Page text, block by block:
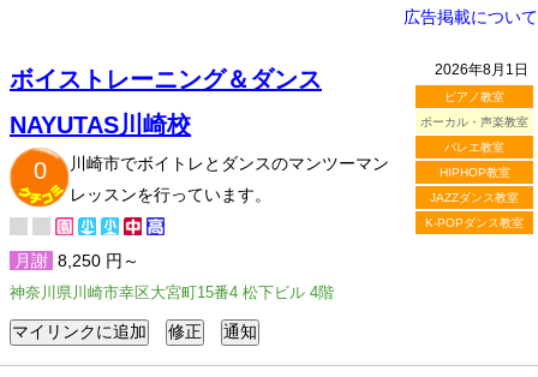
広告掲載について
2026年8月1日
ピアノ教室
ボーカル・声楽教室
バレエ教室
HIPHOP教室
JAZZダンス教室
K-POPダンス教室
ボイストレーニング＆ダンス
NAYUTAS川崎校
0
川崎市でボイトレとダンスのマンツーマン
レッスンを行っています。
月謝 8,250 円～
神奈川県川崎市幸区大宮町15番4 松下ビル 4階